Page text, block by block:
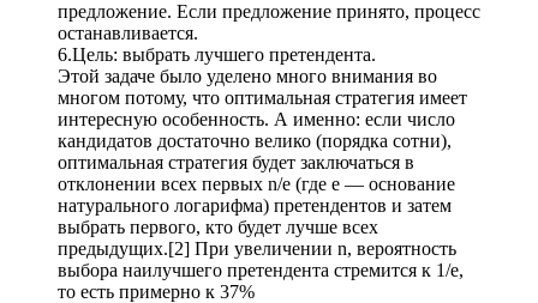
предложение. Если предложение принято, процесс
останавливается.
6.Цель: выбрать лучшего претендента.
Этой задаче было уделено много внимания во
многом потому, что оптимальная стратегия имеет
интересную особенность. А именно: если число
кандидатов достаточно велико (порядка сотни),
оптимальная стратегия будет заключаться в
отклонении всех первых n/e (где e — основание
натурального логарифма) претендентов и затем
выбрать первого, кто будет лучше всех
предыдущих.[2] При увеличении n, вероятность
выбора наилучшего претендента стремится к 1/e,
то есть примерно к 37%